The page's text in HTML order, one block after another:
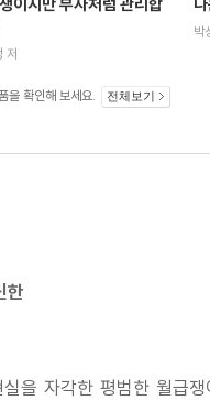
저
박
을 확인해 보세요. 전체보기
한
을 자각한 평범한 월급